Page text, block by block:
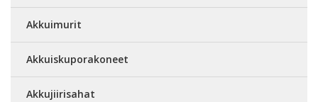
Akkuimurit
Akkuiskuporakoneet
Akkujiirisahat